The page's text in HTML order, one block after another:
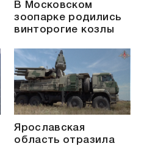
В Московском
зоопарке родились
винторогие козлы
Ярославская
область отразила